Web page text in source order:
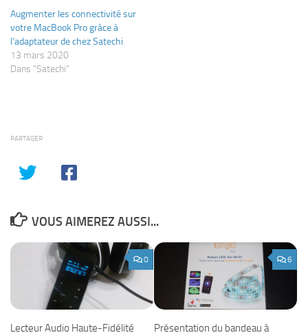
Augmenter les connectivité sur
votre MacBook Pro grâce à
l’adaptateur de chez Satechi
13 mars 2020
Dans "Satechi"
PARTAGER
VOUS AIMEREZ AUSSI...
0
Lecteur Audio Haute-Fidélité
6
Présentation du bandeau à